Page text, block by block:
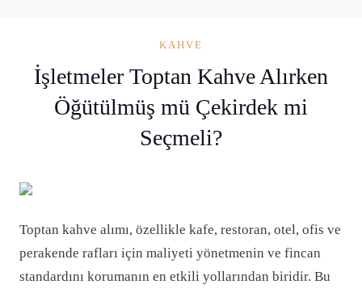
KAHVE
İşletmeler Toptan Kahve Alırken
Öğütülmüş mü Çekirdek mi
Seçmeli?
Toptan kahve alımı, özellikle kafe, restoran, otel, ofis ve
perakende rafları için maliyeti yönetmenin ve fincan
standardını korumanın en etkili yollarından biridir. Bu